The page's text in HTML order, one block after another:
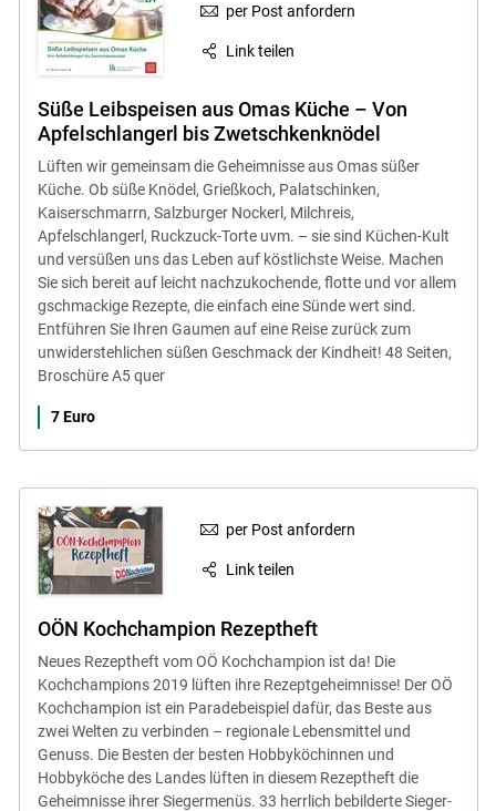
per Post anfordern
Link teilen
Süße Leibspeisen aus Omas Küche – Von
Apfelschlangerl bis Zwetschkenknödel
Lüften wir gemeinsam die Geheimnisse aus Omas süßer
Küche. Ob süße Knödel, Grießkoch, Palatschinken,
Kaiserschmarrn, Salzburger Nockerl, Milchreis,
Apfelschlangerl, Ruckzuck-Torte uvm. – sie sind Küchen-Kult
und versüßen uns das Leben auf köstlichste Weise. Machen
Sie sich bereit auf leicht nachzukochende, flotte und vor allem
gschmackige Rezepte, die einfach eine Sünde wert sind.
Entführen Sie Ihren Gaumen auf eine Reise zurück zum
unwiderstehlichen süßen Geschmack der Kindheit! 48 Seiten,
Broschüre A5 quer
7 Euro
per Post anfordern
Link teilen
OÖN Kochchampion Rezeptheft
Neues Rezeptheft vom OÖ Kochchampion ist da! Die
Kochchampions 2019 lüften ihre Rezeptgeheimnisse! Der OÖ
Kochchampion ist ein Paradebeispiel dafür, das Beste aus
zwei Welten zu verbinden – regionale Lebensmittel und
Genuss. Die Besten der besten Hobbyköchinnen und
Hobbyköche des Landes lüften in diesem Rezeptheft die
Geheimnisse ihrer Siegermenüs. 33 herrlich bebilderte Sieger-